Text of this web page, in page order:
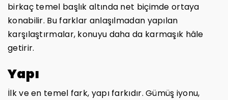
birkaç temel başlık altında net biçimde ortaya
konabilir. Bu farklar anlaşılmadan yapılan
karşılaştırmalar, konuyu daha da karmaşık hâle
getirir.
Yapı
İlk ve en temel fark, yapı farkıdır. Gümüş iyonu,